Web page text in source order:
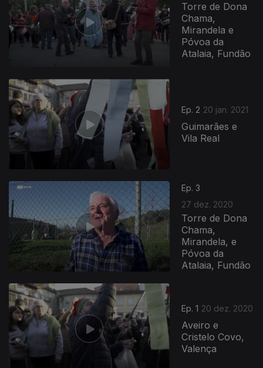
Torre de Dona
Chama,
Mirandela e
Póvoa da
Atalaia, Fundão
Ep. 2 20 jan. 2021
Guimarães e
Vila Real
Ep. 3
27 dez. 2020
Torre de Dona
Chama,
Mirandela, e
Póvoa da
Atalaia, Fundão
Ep. 1 20 dez. 2020
Aveiro e
Cristelo Covo,
Valença
513361